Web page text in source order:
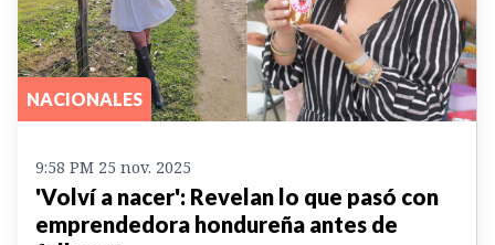
NACIONALES
9:58 PM 25 nov. 2025
'Volví a nacer': Revelan lo que pasó con
emprendedora hondureña antes de